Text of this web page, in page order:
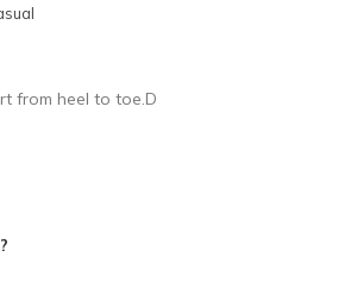
from heel to toe.D